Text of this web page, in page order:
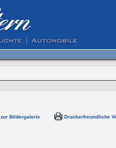
zur Bildergalerie Druckerfreundliche